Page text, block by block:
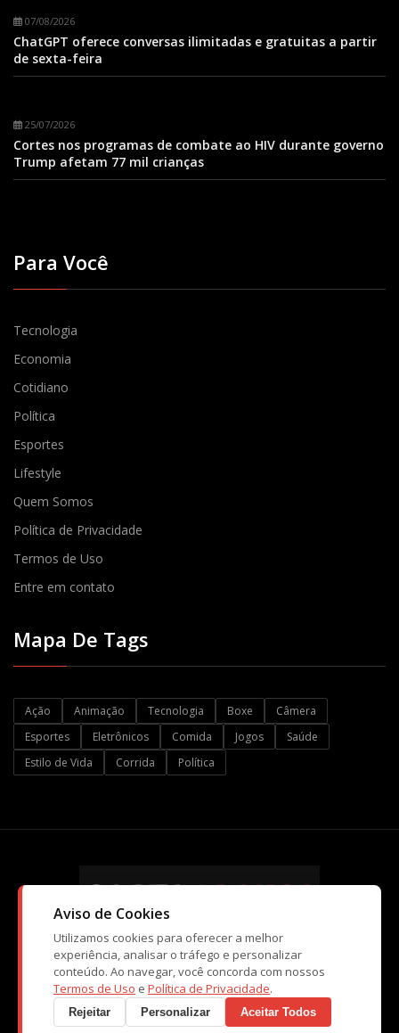
07/08/2026
ChatGPT oferece conversas ilimitadas e gratuitas a partir
de sexta-feira
25/07/2026
Cortes nos programas de combate ao HIV durante governo
Trump afetam 77 mil crianças
Para Você
Tecnologia
Economia
Cotidiano
Política
Esportes
Lifestyle
Quem Somos
Política de Privacidade
Termos de Uso
Entre em contato
Mapa De Tags
Ação Animação Tecnologia Boxe
Câmera
Esportes
Eletrônicos Comida Jogos
Saúde
Estilo de Vida
Corrida Política
© Copyright CartaBranca 2026. Kopi Tecnologia e Atividades de
Ensino Ltda
CNPJ: 10.998.551/0001-40 - Caraguatatuba / SP
Aviso de Cookies
Utilizamos cookies para oferecer a melhor
experiência, analisar o tráfego e personalizar
conteúdo. Ao navegar, você concorda com nossos
Termos de Uso e Política de Privacidade.
Rejeitar Personalizar Aceitar Todos